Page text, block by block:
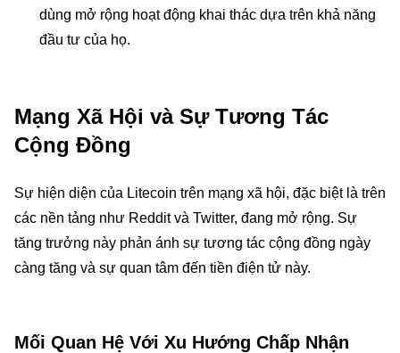
dùng mở rộng hoạt động khai thác dựa trên khả năng
đầu tư của họ.
Mạng Xã Hội và Sự Tương Tác
Cộng Đồng
Sự hiện diện của Litecoin trên mạng xã hội, đặc biệt là trên
các nền tảng như Reddit và Twitter, đang mở rộng. Sự
tăng trưởng này phản ánh sự tương tác cộng đồng ngày
càng tăng và sự quan tâm đến tiền điện tử này.
Mối Quan Hệ Với Xu Hướng Chấp Nhận